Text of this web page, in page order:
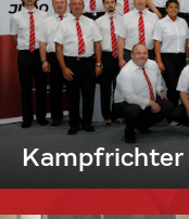
Kampfrichter